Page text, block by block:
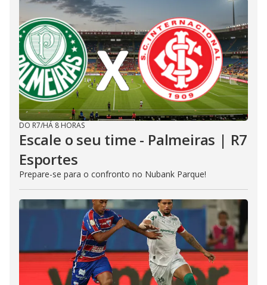
DO R7/HÁ 8 HORAS
Escale o seu time - Palmeiras | R7
Esportes
Prepare-se para o confronto no Nubank Parque!